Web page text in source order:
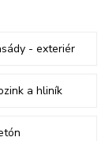
- exteriér
a hliník